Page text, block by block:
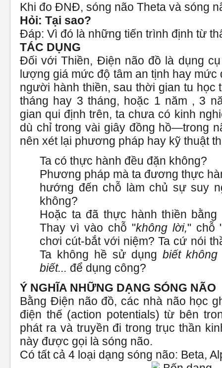
Khi đo ĐNĐ, sóng não Theta và sóng
Hỏi: Tại sao?
Đáp: Vì đó là những tiến trình định từ
TÁC DỤNG
Đối với Thiền, Điện não đồ là dụng
lượng giá mức độ tâm an tịnh hay
người hành thiền, sau thời gian tu học
tháng hay 3 tháng, hoặc 1 năm , 3
gian qui định trên, ta chưa có kinh
dù chỉ trong vài giây đồng hồ—trong
nên xét lại phương pháp hay kỹ thuật
Ta có thực hành đều đặn không?
Phương pháp mà ta đương thực
hướng đến chỗ làm chủ sự suy
không?
Hoặc ta đã thực hành thiền
Thay vì vào chỗ "không lời," chỗ
chơi cút-bắt với niệm? Ta cứ nói
Ta không hề sử dụng biết
biết... để dụng công?
Ý NGHĨA NHỮNG DẠNG SÓNG NÃO
Bằng Điện não đồ, các nhà não học
điện thế (action potentials) từ bên
phát ra và truyền đi trong trục thần
này được gọi là sóng não.
Có tất cả 4 loại dạng sóng não: Beta,